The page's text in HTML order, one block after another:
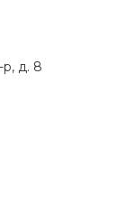
д. 8